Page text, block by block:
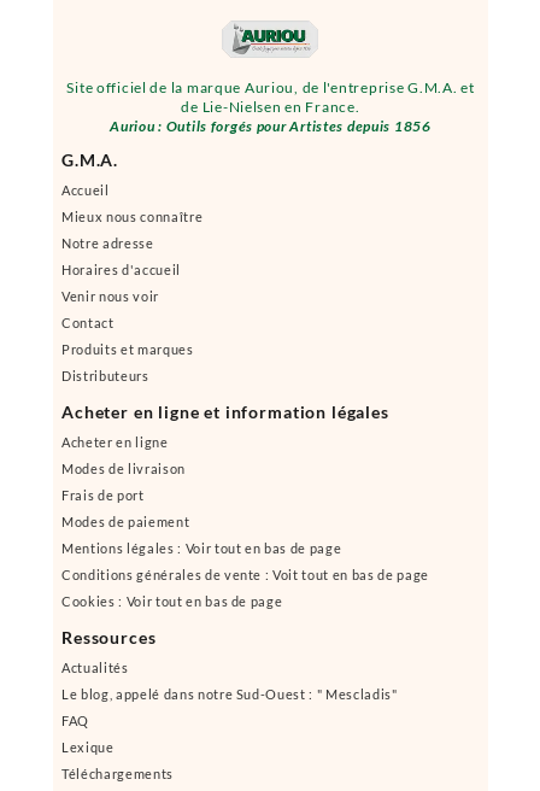
Site officiel de la marque Auriou, de l'entreprise G.M.A. et
de Lie-Nielsen en France.
Auriou : Outils forgés pour Artistes depuis 1856
G.M.A.
Accueil
Mieux nous connaître
Notre adresse
Horaires d'accueil
Venir nous voir
Contact
Produits et marques
Distributeurs
Acheter en ligne et information légales
Acheter en ligne
Modes de livraison
Frais de port
Modes de paiement
Mentions légales : Voir tout en bas de page
Conditions générales de vente : Voit tout en bas de page
Cookies : Voir tout en bas de page
Ressources
Actualités
Le blog, appelé dans notre Sud-Ouest : " Mescladis"
FAQ
Lexique
Téléchargements